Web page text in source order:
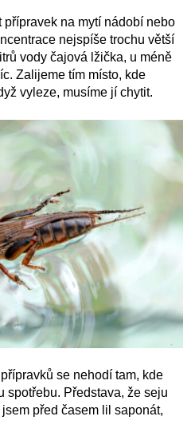
na mytí nádobí nebo
nejspíše trochu větší
vody čajová lžička, u méně
Zalijeme tím místo, kde
vyleze, musíme jí chytit.
se nehodí tam, kde
spotřebu. Představa, že seju
před časem lil saponát,